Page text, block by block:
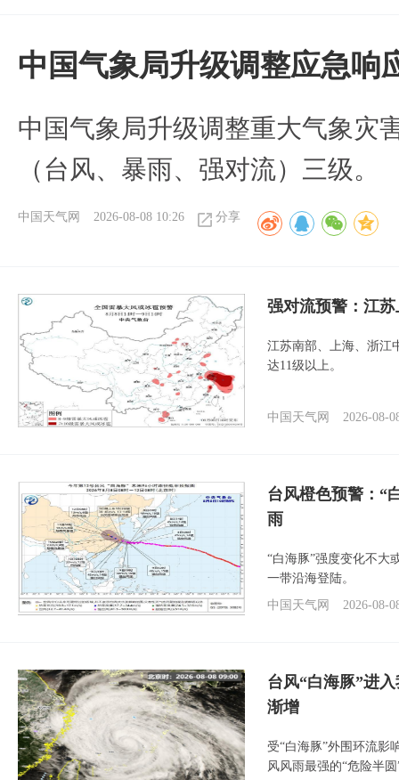
中国气象局升级调整应急响
中国气象局升级调整重大气象灾
（台风、暴雨、强对流）三级。
中国天气网 2026-08-08 10:26 分享
强对流预警：江
江苏南部、上海、浙江
达11级以上。
中国天气网 2026-08-
台风橙色预警：“
雨
“白海豚”强度变化不大
一带沿海登陆。
中国天气网
2026-08-
台风“白海豚”进
渐增
受“白海豚”外围环流影
风风雨最强的“危险半